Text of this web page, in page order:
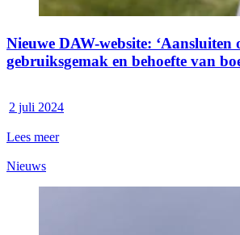
Nieuwe DAW-website: ‘Aansluiten
gebruiksgemak en behoefte van
2 juli 2024
Lees meer
Nieuws